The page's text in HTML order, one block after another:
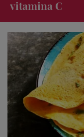
sunt cartofi!